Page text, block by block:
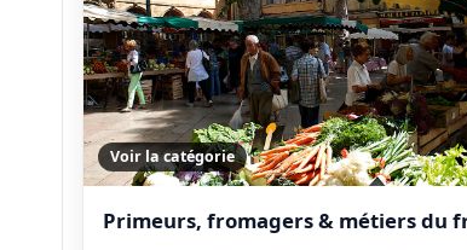
Voir la catégorie
Primeurs, fromagers & métiers du